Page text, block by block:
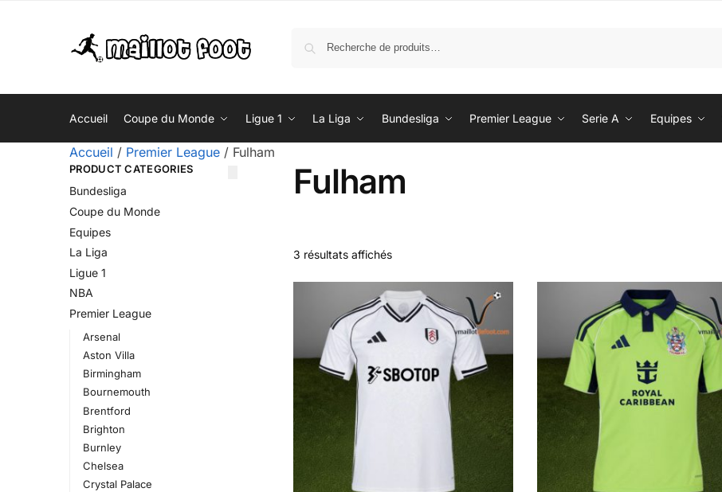
Accueil Coupe du Monde Ligue 1 La Liga Bundesliga Premier League Serie A Equipes
Accueil / Premier League / Fulham
Fulham
3 résultats affichés
PRODUCT CATEGORIES
Bundesliga
Coupe du Monde
Equipes
La Liga
Ligue 1
NBA
Premier League
Arsenal
Aston Villa
Birmingham
Bournemouth
Brentford
Brighton
Burnley
Chelsea
Crystal Palace